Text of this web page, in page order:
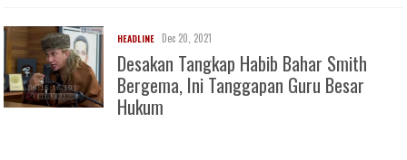
HEADLINE Dec 20, 2021
Desakan Tangkap Habib Bahar Smith
Bergema, Ini Tanggapan Guru Besar
Hukum